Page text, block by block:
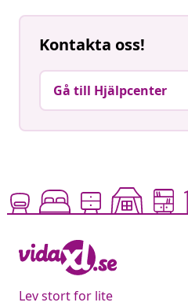
Kontakta oss!
Gå till Hjälpcenter
Lev stort for lite